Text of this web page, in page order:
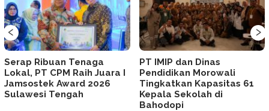
Serap Ribuan Tenaga
Lokal, PT CPM Raih Juara I
Jamsostek Award 2026
Sulawesi Tengah
PT IMIP dan Dinas
Pendidikan Morowali
Tingkatkan Kapasitas 61
Kepala Sekolah di
Bahodopi
‹ ›